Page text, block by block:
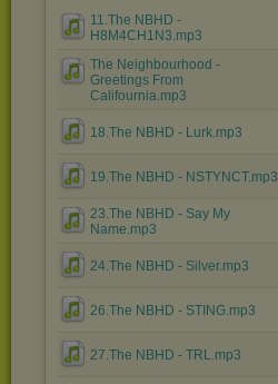
11.The NBHD -
H8M4CH1N3.mp3
The Neighbourhood -
Greetings From
Califournia.mp3
18.The NBHD - Lurk.mp3
19.The NBHD - NSTYNCT.mp3
23.The NBHD - Say My
Name.mp3
24.The NBHD - Silver.mp3
26.The NBHD - STING.mp3
27.The NBHD - TRL.mp3